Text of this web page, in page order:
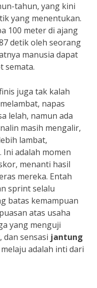
tahun, yang kini
yang menentukan.
100 meter di ajang
detik oleh seorang
manusia dapat
semata.
juga tak kalah
napas
lelah, namun ada
masih mengalir,
lambat,
adalah momen
menanti hasil
mereka. Entah
sprint selalu
batas kemampuan
atas usaha
yang menguji
dan sensasi jantung
adalah inti dari